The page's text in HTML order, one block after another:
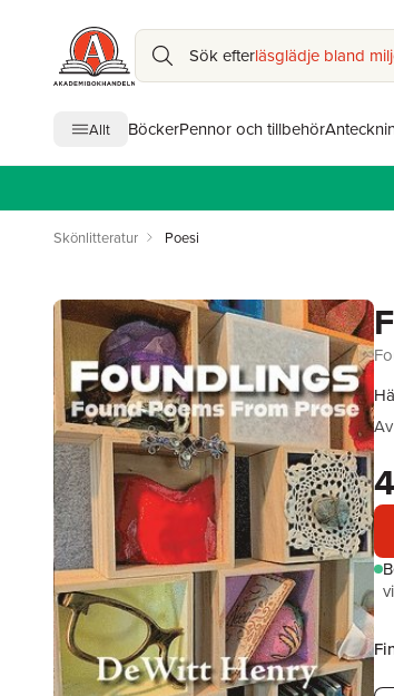
Sök efterläsglädje bland
Allt BöckerPennor och tillbehör
Skönlitteratur Poesi
Av